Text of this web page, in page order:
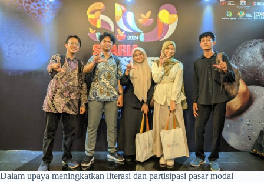
Dalam upaya meningkatkan literasi dan partisipasi pasar modal